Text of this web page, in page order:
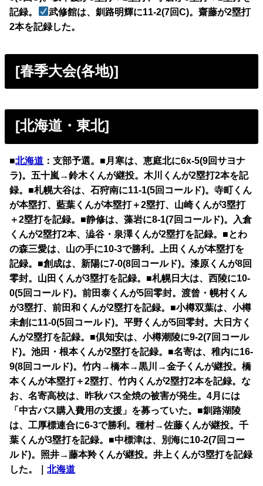
記録。
武修館は、釧路明輝に11-2(7回C)。齋藤が2塁打
2本を記録した。
[春季大会(各地)]
[北海道・東北]
■北海道 ：支部予選。■月寒は、恵庭北に6x-5(9回サヨナ
ラ)。五十嵐→鈴木くんが継投。木川くんが2塁打2本を記
録。■札幌大谷は、石狩南に11-1(5回コールド)。寺町くん
が本塁打、藍葉くんが本塁打＋2塁打、山崎くんが3塁打
＋2塁打を記録。■静修は、藻岩に8-1(7回コールド)。入倉
くんが2塁打2本、澁谷・泉澤くんが2塁打を記録。■とわ
の森三愛は、山の手に10-3で勝利。上田くんが本塁打を
記録。■創成は、新陽に7-0(8回コールド)。漆原くんが8回
零封。山田くんが3塁打を記録。■札幌日大は、西陵に10-
0(5回コールド)。前田泰くんが5回零封。渡曾・幌村くん
が3塁打、前田和くんが2塁打を記録。■小樽双葉は、小樽
未創に11-0(5回コールド)。平野くんが5回零封。大日方く
んが2塁打を記録。■倶知安は、小樽潮陵に9-2(7回コール
ド)。池田・根本くんが2塁打を記録。■名寄は、稚内に16-
9(8回コールド)。竹内→橋本→黒川→金子くんが継投。橋
本くんが本塁打＋2塁打、竹内くんが2塁打2本を記録。な
お、名寄高校は、昨秋バス全焼の被害が発生。4月には
「中古バス購入費用の支援」を募っていた。■釧路湖陵
は、工厚標連合に6-3で勝利。種村→佐藤くんが継投。千
葉くんが3塁打を記録。■中標津は、別海に10-2(7回コー
ルド)。照井→藤本羚くんが継投。井上くんが3塁打を記録
した。｜北海道